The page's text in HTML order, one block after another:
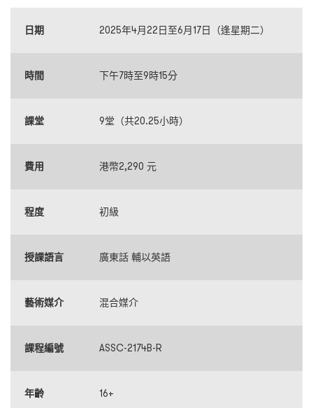
日期 2025年4月22日至6月17日（逢星期二）
時間 下午7時至9時15分
課堂 9堂（共20.25小時）
費用 港幣2,290 元
程度 初級
授課語言 廣東話 輔以英語
藝術媒介 混合媒介
課程編號 ASSC-2174B-R
年齡 16+